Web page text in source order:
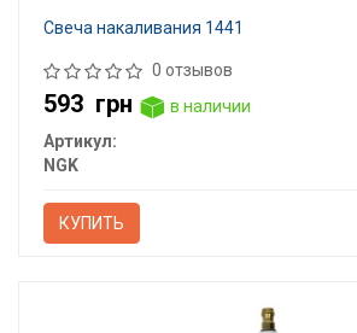
Свеча накаливания 1441
0 отзывов
593 грн
в наличии
Артикул:
NGK
КУПИТЬ